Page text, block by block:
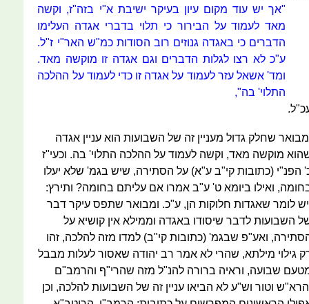
"אך יש עוד מקום עיון בעיקר ישיבת א"י בזה"ז, וקשה
מאד לעמוד על הבירור כי תלוי בדברי אגדה העלימו
הדברים כי באגדה גנוזים רוב הסודות כמ"ש האר"י ז"ל.
ע"כ לא רצו לגלות הדברים וגם אגדה זו מוקשה מאד.
ומד' אשאל עזר לעמוד על אגדה זו כדי לעמוד על ההלכה
התלוי' בה",
שחלק גדול מעניין זה של השבועות הוא עניין אגדה
מוקשה מאד, וקשה לעמוד על ההלכה התלוי' בה. וכעי"ז
הפנ"י (כתובות קי"ב ע"א) על הסתירה, שיש בגמ' שלא יעלו
ואילו ביומא ט' ע"ב אמרו אם עליתם בחומה? ותירץ:
לומר שאגדות חלוקות הן, ע"כ. ומבואר שתפס עיקר דבר
השבועות לדבר שיסודו באגדה וממילא אין קושיא על
ואע"פ שבגמ' (כתובות קי"ב) למדו מזה להלכה, זהו
גילוי מילתא, שהרי לא אמר רב יהודה שאסור לעלות מבבל
שבועה, וראיה ברורה להנ"ל מזה שהרי"ף והרמב"ם
וטור וש"ע לא הביאו עניין זה של השבועות להלכה, וכן